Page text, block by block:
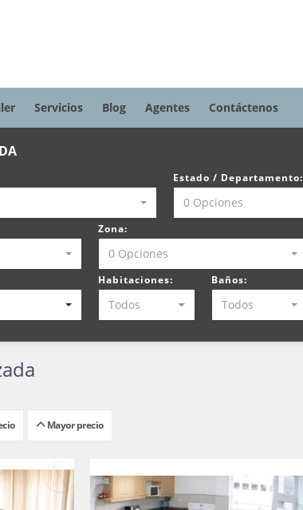
Servicios Blog Agentes Contáctenos
Estado / Departamento:
0 Opciones
Zona:
0 Opciones
Habitaciones:
Todos
Baños:
Todos
Mayor precio